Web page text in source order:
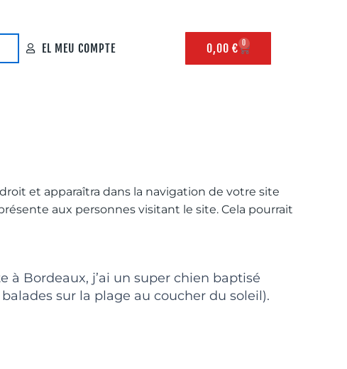
EL MEU COMPTE 0,00 € 0
et apparaîtra dans la navigation de votre site
aux personnes visitant le site. Cela pourrait
à Bordeaux, j’ai un super chien baptisé
sur la plage au coucher du soleil).